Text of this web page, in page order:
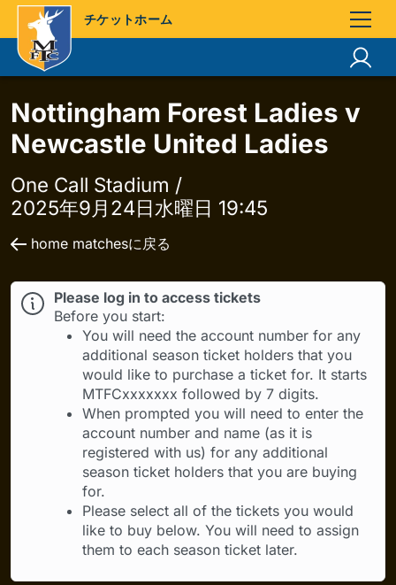
チケットホーム
Nottingham Forest Ladies v
Newcastle United Ladies
One Call Stadium /
2025年9月24日水曜日 19:45
home matchesに戻る
Please log in to access tickets
Before you start:
You will need the account number for any
additional season ticket holders that you
would like to purchase a ticket for. It starts
MTFCxxxxxxx followed by 7 digits.
When prompted you will need to enter the
account number and name (as it is
registered with us) for any additional
season ticket holders that you are buying
for.
Please select all of the tickets you would
like to buy below. You will need to assign
them to each season ticket later.